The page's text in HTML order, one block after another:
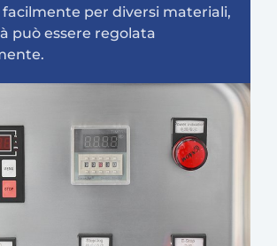
per diversi materiali,
può essere regolata